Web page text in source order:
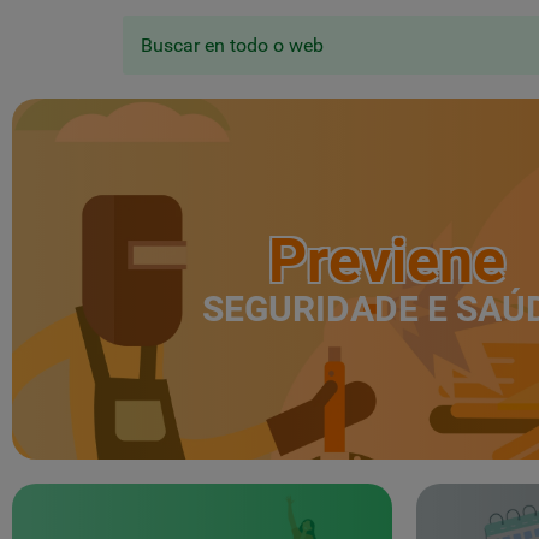
Buscar en todo o web
Previene
SEGURIDADE E